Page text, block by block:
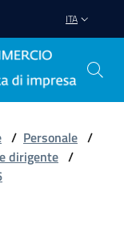
ITA
/ Personale /
dirigente /